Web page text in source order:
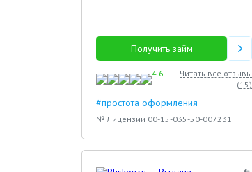
Получить займ
4.6
Читать все отзывы
(15)
#простота оформления
№ Лицензии 00-15-035-50-007231